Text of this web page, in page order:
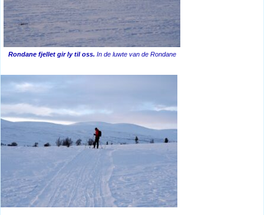
Rondane fjellet gir ly til oss. In de luwte van de Rondane